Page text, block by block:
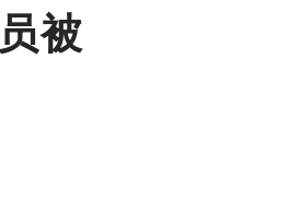
被